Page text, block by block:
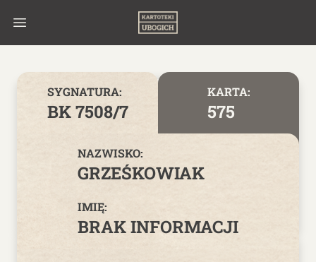
SYGNATURA:
BK 7508/7
KARTA:
575
NAZWISKO:
GRZEŚKOWIAK
IMIĘ:
BRAK INFORMACJI